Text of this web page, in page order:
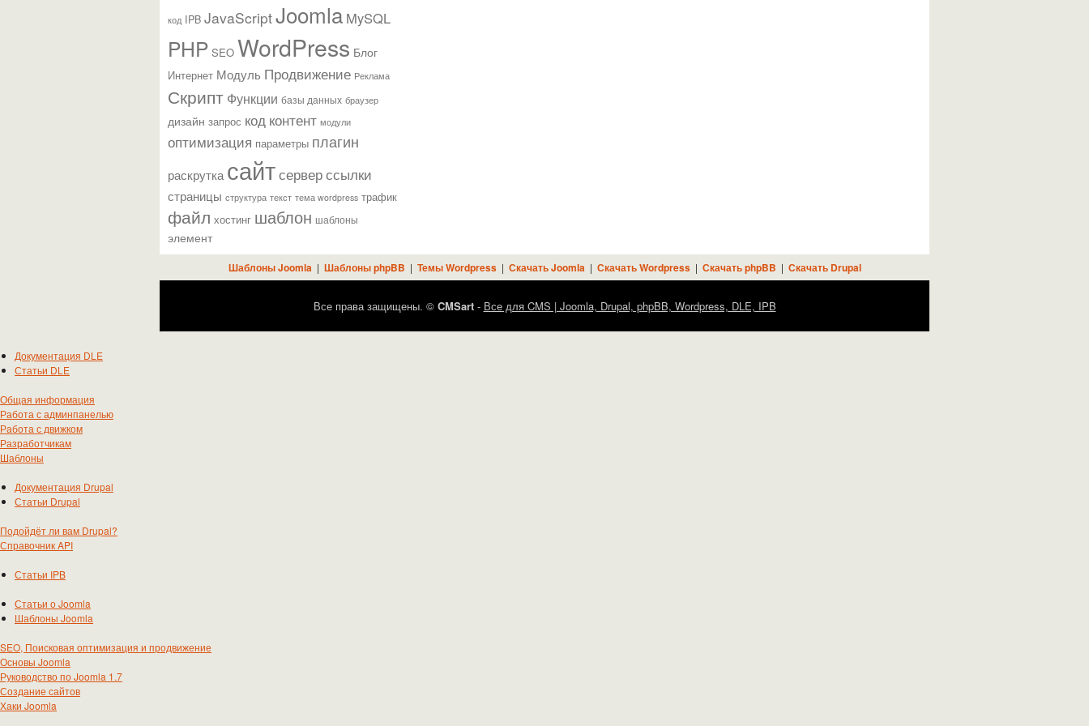
код IPB JavaScriptJoomla MySQL
PHP SEO WordPress Блог
Интернет Модуль Продвижение Реклама
Скрипт Функции базы данных браузер
дизайн запрос код контент модули
оптимизация параметры плагин
раскрутка сайтсерверссылки
страницы структура текст тема wordpress трафик
файл хостинг шаблон шаблоны
элемент
Шаблоны Joomla | Шаблоны phpBB | Темы Wordpress| Скачать Joomla | Скачать Wordpress| Скачать phpBB | Скачать Drupal
Все права защищены. © CMSart- Все для CMS | Joomla, Drupal, phpBB, Wordpress, DLE, IPB
Документация DLE
Статьи DLE
Общая информация
Работа с админпанелью
Работа с движком
Разработчикам
Шаблоны
Документация Drupal
Статьи Drupal
Подойдёт ли вам Drupal?
Справочник API
Статьи IPB
Статьи о Joomla
Шаблоны Joomla
SEO, Поисковая оптимизация и продвижение
Основы Joomla
Руководство по Joomla 1.7
Создание сайтов
Хаки Joomla